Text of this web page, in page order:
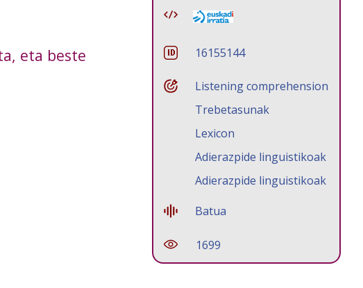
eta beste
16155144
Listening comprehension
Trebetasunak
Lexicon
Adierazpide linguistikoak
Adierazpide linguistikoak
Batua
1699